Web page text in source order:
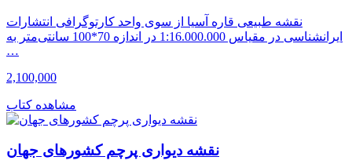
نقشه طبیعی قاره آسیا از سوی واحد کارتوگرافی انتشارات
ایرانشناسی در مقیاس 1:16.000.000 در اندازه 70*100 سانتی‌متر به
…
2,100,000
مشاهده کتاب
نقشه دیواری پرچم کشورهای جهان